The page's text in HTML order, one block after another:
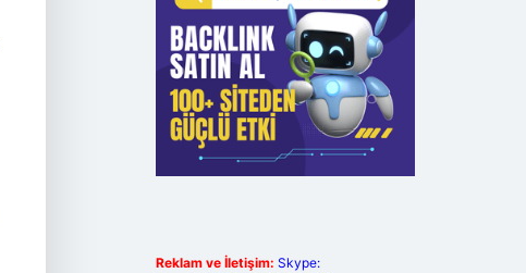
Reklam ve İletişim: Skype: